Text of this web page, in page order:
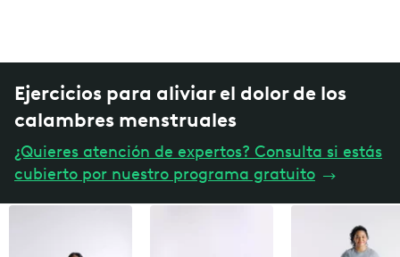
Ejercicios para aliviar el dolor de los
calambres menstruales
¿Quieres atención de expertos? Consulta si estás
cubierto por nuestro programa gratuito →